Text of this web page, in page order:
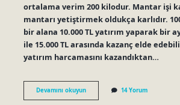
ortalama verim 200 kilodur. Mantar işi
mantarı yetiştirmek oldukça karlıdır.
bir alana 10.000 TL yatırım yaparak bir
ile 15.000 TL arasında kazanç elde
yatırım harcamasını kazandıktan…
Devamını okuyunKültür
Mantarı
14 Yorum